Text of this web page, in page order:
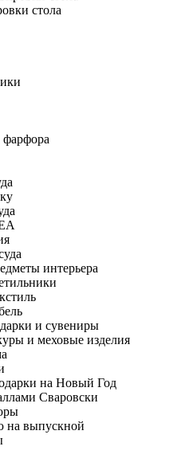
стола
фарфора
интерьера
и сувениры
и меховые изделия
на Новый Год
Сваровски
на выпускной